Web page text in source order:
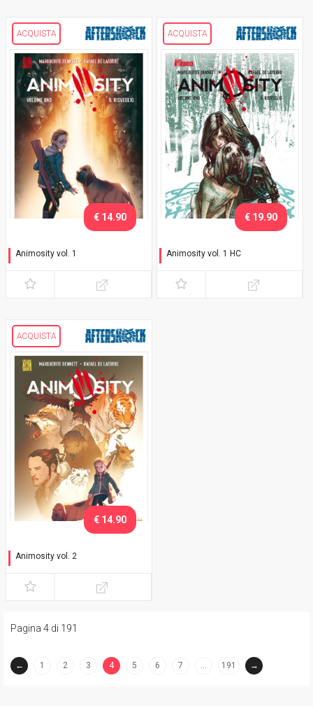
ACQUISTA
Animosity vol. 1
€ 14.90
ACQUISTA
Animosity vol. 1 HC
€ 19.90
ACQUISTA
Animosity vol. 2
€ 14.90
Pagina 4 di 191
← 1 2 3
4
5 6 7 … 191 →